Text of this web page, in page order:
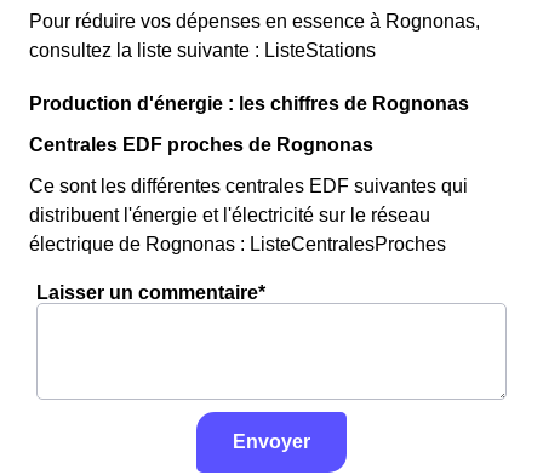
Pour réduire vos dépenses en essence à Rognonas,
consultez la liste suivante : ListeStations
Production d'énergie : les chiffres de Rognonas
Centrales EDF proches de Rognonas
Ce sont les différentes centrales EDF suivantes qui
distribuent l'énergie et l'électricité sur le réseau
électrique de Rognonas : ListeCentralesProches
Laisser un commentaire*
Envoyer